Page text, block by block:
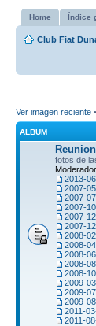
Home Índice
Club Fiat
Ver imagen reciente •
ALBUM
fotos de
2013-
2007-
2007-
2007-
2007-
2007-
2008-
2008-
2008-
2008-
2008-
2009-
2009-
2009-
2011-
2011-